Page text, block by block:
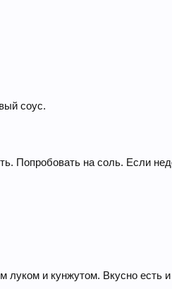
соус.
Попробовать на соль. Если
луком и кунжутом. Вкусно есть